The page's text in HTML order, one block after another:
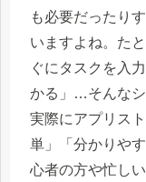
も必要だったり
いますよね。た
ぐにタスクを入
かる」…そんなシ
実際にアプリス
単」「分かりや
心者の方や忙し